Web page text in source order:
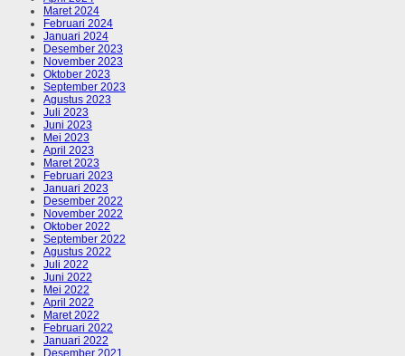
Maret 2024
Februari 2024
Januari 2024
Desember 2023
November 2023
Oktober 2023
September 2023
Agustus 2023
Juli 2023
Juni 2023
Mei 2023
April 2023
Maret 2023
Februari 2023
Januari 2023
Desember 2022
November 2022
Oktober 2022
September 2022
Agustus 2022
Juli 2022
Juni 2022
Mei 2022
April 2022
Maret 2022
Februari 2022
Januari 2022
Desember 2021